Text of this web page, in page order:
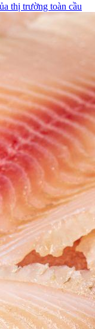
thị trường toàn cầu